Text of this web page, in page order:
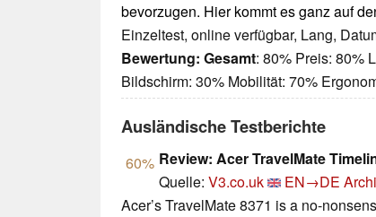
bevorzugen. Hier kommt es ganz auf
Einzeltest, online verfügbar, Lang,
Bewertung: Gesamt: 80% Preis: 80%
Bildschirm: 30% Mobilität: 70%
Ausländische Testberichte
60% Review: Acer TravelMate
Quelle: V3.co.uk EN→DE
Acer’s TravelMate 8371 is a no-